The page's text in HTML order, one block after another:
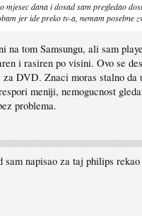
dana i dosad sam pregledao
jer ide preko tv-a, nemam posebne
tom Samsungu, ali sam
i rasiren po visini. Ovo se
DVD. Znaci moras stalno
meniji, nemogucnost
problema.
napisao za taj philips